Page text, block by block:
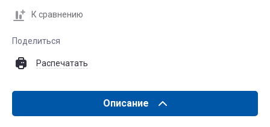
К сравнению
Поделиться
Распечатать
Описание